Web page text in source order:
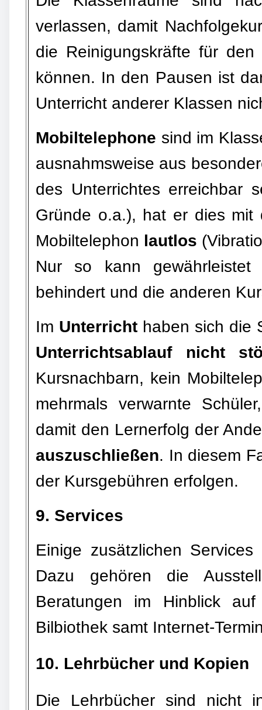
verlassen, damit
die Reinigungskräfte für
können. In den Pausen ist
Unterricht anderer Klassen
Mobiltelephone sind im
ausnahmsweise aus
des Unterrichtes erreichbar
Gründe o.a.), hat er dies mit
Mobiltelephon lautlos
Nur so kann
behindert und die anderen
Im Unterricht haben sich die
Unterrichtsablauf nicht
Kursnachbarn, kein
mehrmals verwarnte
damit den Lernerfolg der
auszuschließen. In diesem
der Kursgebühren erfolgen.
9. Services
Einige zusätzlichen
Dazu gehören die
Beratungen im Hinblick
Bilbiothek samt Internet-
10. Lehrbücher und Kopien
Die Lehrbücher sind nicht